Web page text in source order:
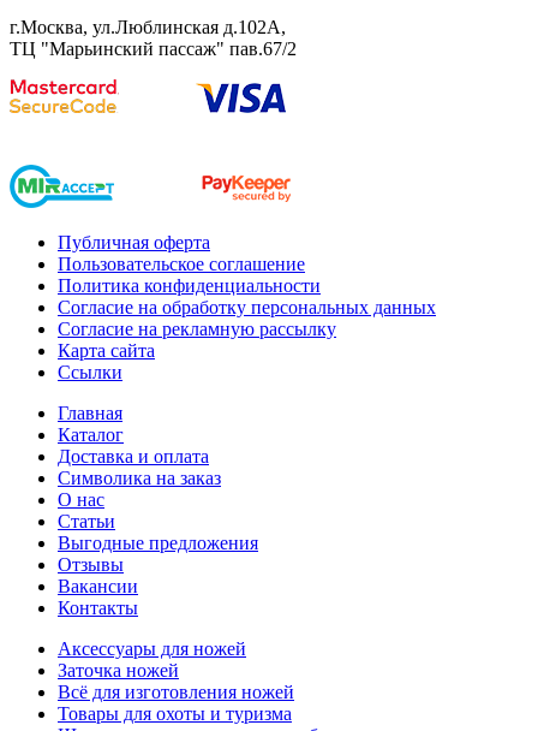
г.Москва, ул.Люблинская д.102А,
ТЦ "Марьинский пассаж" пав.67/2
Публичная оферта
Пользовательское соглашение
Политика конфиденциальности
Согласие на обработку персональных данных
Согласие на рекламную рассылку
Карта сайта
Ссылки
Главная
Каталог
Доставка и оплата
Символика на заказ
О нас
Статьи
Выгодные предложения
Отзывы
Вакансии
Контакты
Аксессуары для ножей
Заточка ножей
Всё для изготовления ножей
Товары для охоты и туризма